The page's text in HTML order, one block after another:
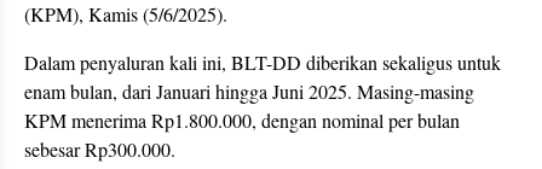
(KPM), Kamis (5/6/2025).
Dalam penyaluran kali ini, BLT-DD diberikan sekaligus untuk
enam bulan, dari Januari hingga Juni 2025. Masing-masing
KPM menerima Rp1.800.000, dengan nominal per bulan
sebesar Rp300.000.